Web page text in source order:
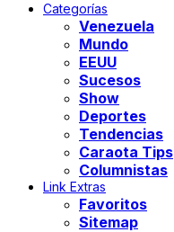
Categorías
Venezuela
Mundo
EEUU
Sucesos
Show
Deportes
Tendencias
Caraota Tips
Columnistas
Link Extras
Favoritos
Sitemap